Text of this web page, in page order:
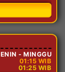
- MINGGU
01:15 WIB
01:25 WIB